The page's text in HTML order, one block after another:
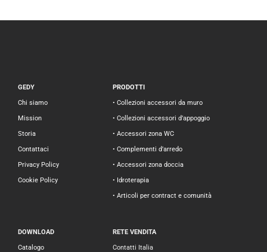
GEDY
Chi siamo
Mission
Storia
Contattaci
Privacy Policy
Cookie Policy
PRODOTTI
• Collezioni accessori da muro
• Collezioni accessori d’appoggio
• Accessori zona WC
• Complementi d’arredo
• Accessori zona doccia
• Idroterapia
• Articoli per contract e comunità
DOWNLOAD
Catalogo
RETE VENDITA
Contatti Italia